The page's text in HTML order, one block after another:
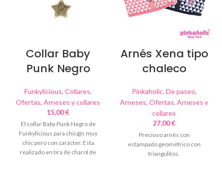
Collar Baby
Punk Negro
Funkylicious, Collares,
Ofertas, Arneses y collares
15,00€
El collar Baby Punk Negro de
Funkylicious para chic@s muy
chic pero con carácter. Esta
realizado en tira de charol de
Arnés Xena tipo
chaleco
Pinkaholic, De paseo,
Arneses, Ofertas, Arneses y
collares
27,00€
Precioso arnés con
estampado geométrico con
triangulitos.